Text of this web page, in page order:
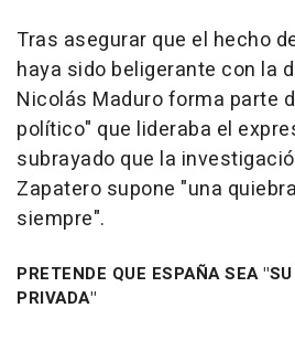
Tras asegurar que el hecho
haya sido beligerante con la
Nicolás Maduro forma parte
político" que lideraba el
subrayado que la
Zapatero supone "una
siempre".
PRETENDE QUE ESPAÑA SEA
PRIVADA"